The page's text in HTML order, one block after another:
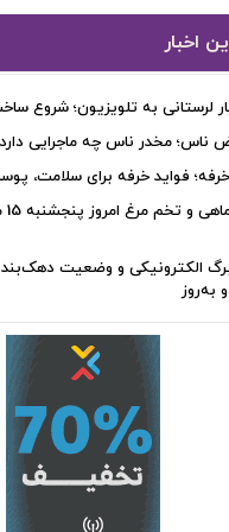
به تلویزیون؛ شروع ساخت
مخدر ناس چه ماجرایی دارد
فواید خرفه برای سلامت،